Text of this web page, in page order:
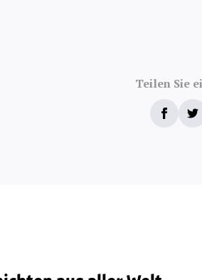
Teilen Sie